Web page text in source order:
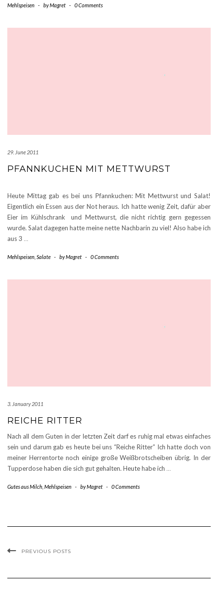
Mehlspeisen - byMagret - 0 Comments
29. June 2011
PFANNKUCHEN MIT METTWURST
Heute Mittag gab es bei uns Pfannkuchen: Mit Mettwurst und Salat!
Eigentlich ein Essen aus der Not heraus. Ich hatte wenig Zeit, dafür aber
Eier im Kühlschrank und Mettwurst, die nicht richtig gern gegessen
wurde. Salat dagegen hatte meine nette Nachbarin zu viel! Also habe ich
aus 3 …
Mehlspeisen Salate - byMagret - 0 Comments
3. January 2011
REICHE RITTER
Nach all dem Guten in der letzten Zeit darf es ruhig mal etwas einfaches
sein und darum gab es heute bei uns “Reiche Ritter” Ich hatte doch von
meiner Herrentorte noch einige große Weißbrotscheiben übrig. In der
Tupperdose haben die sich gut gehalten. Heute habe ich …
Gutes aus Milch Mehlspeisen - byMagret - 0 Comments
PREVIOUS POSTS